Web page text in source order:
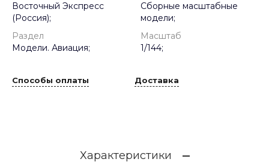
Восточный Экспресс
(Россия);
Сборные масштабные
модели;
Раздел
Модели. Авиация;
Масштаб
1/144;
Способы оплаты Доставка
Характеристики